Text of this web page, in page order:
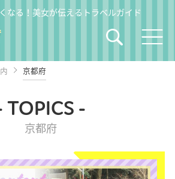
なる！美女が伝えるトラベルガイド
京都府
TOPICS -
京都府